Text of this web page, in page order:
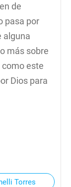
de
pasa por
alguna
más sobre
este
Dios para
Torres